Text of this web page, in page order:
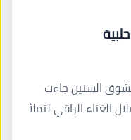
السنين جاءت
الغناء الراقي لتملأ